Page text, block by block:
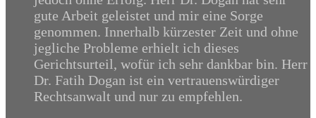
gute Arbeit geleistet und mir eine Sorge
genommen. Innerhalb kürzester Zeit und ohne
jegliche Probleme erhielt ich dieses
Gerichtsurteil, wofür ich sehr dankbar bin. Herr
Dr. Fatih Dogan ist ein vertrauenswürdiger
Rechtsanwalt und nur zu empfehlen.